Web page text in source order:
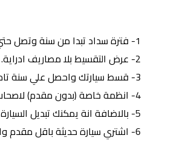
1- فترة سداد تبدا من سنة وتصل حتي 8 سنوات.
2- عرض التقسيط بلا مصاريف ادراية.
3- قسط سيارتك واحصل علي سنة تامين هدية.
4- انظمة خاصة (بدون مقدم) لاصحاب المهن التالية (طيب – صيدلي – موظف في البنك – موظف البترول – اصحاب السجلات التجارية).
5- بالاضافة انة يمكنك تبديل السيارة المستعملة بسيارة جديدة وتقسيط الباقي.
6- اشتري سيارة حديثة باقل مقدم واطول فترة سداد.